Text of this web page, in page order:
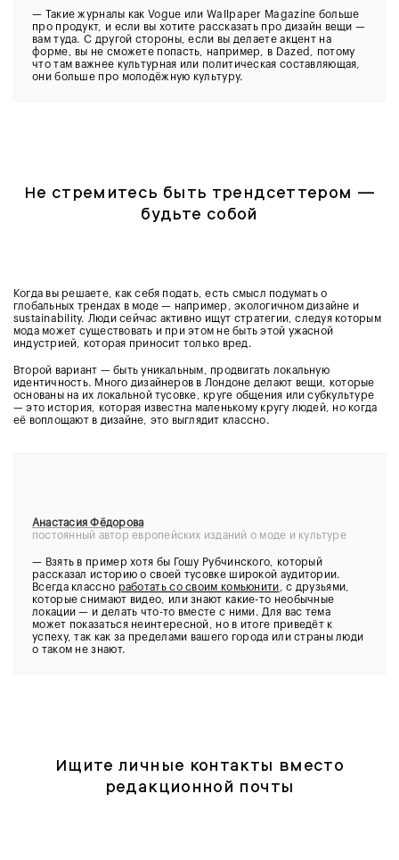
— Такие журналы как Vogue или Wallpaper Magazine больше
про продукт, и если вы хотите рассказать про дизайн вещи —
вам туда. С другой стороны, если вы делаете акцент на
форме, вы не сможете попасть, например, в Dazed, потому
что там важнее культурная или политическая составляющая,
они больше про молодёжную культуру.
Не стремитесь быть трендсеттером —
будьте собой
Когда вы решаете, как себя подать, есть смысл подумать о
глобальных трендах в моде — например, экологичном дизайне и
sustainability. Люди сейчас активно ищут стратегии, следуя которым
мода может существовать и при этом не быть этой ужасной
индустрией, которая приносит только вред.
Второй вариант — быть уникальным, продвигать локальную
идентичность. Много дизайнеров в Лондоне делают вещи, которые
основаны на их локальной тусовке, круге общения или субкультуре
— это история, которая известна маленькому кругу людей, но когда
её воплощают в дизайне, это выглядит классно.
Анастасия Фёдорова
постоянный автор европейских изданий о моде и культуре
— Взять в пример хотя бы Гошу Рубчинского, который
рассказал историю о своей тусовке широкой аудитории.
Всегда классно работать со своим комьюнити , с друзьями,
которые снимают видео, или знают какие-то необычные
локации — и делать что-то вместе с ними. Для вас тема
может показаться неинтересной, но в итоге приведёт к
успеху, так как за пределами вашего города или страны люди
о таком не знают.
Ищите личные контакты вместо
редакционной почты